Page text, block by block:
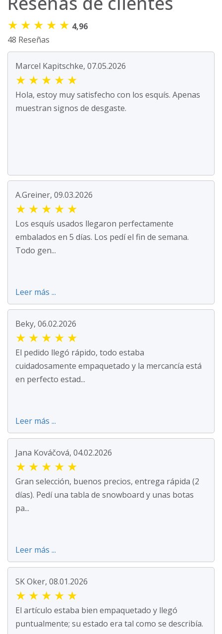
★ ★ ★ ★ ★ 4,96
48 Reseñas
Marcel Kapitschke, 07.05.2026
★ ★ ★ ★ ★
Hola, estoy muy satisfecho con los esquís. Apenas
muestran signos de desgaste.
A.Greiner, 09.03.2026
★ ★ ★ ★ ★
Los esquís usados llegaron perfectamente
embalados en 5 días. Los pedí el fin de semana.
Todo gen...
Leer más ...
Beky, 06.02.2026
★ ★ ★ ★ ★
El pedido llegó rápido, todo estaba
cuidadosamente empaquetado y la mercancía está
en perfecto estad...
Leer más ...
Jana Kováčová, 04.02.2026
★ ★ ★ ★ ★
Gran selección, buenos precios, entrega rápida (2
días). Pedí una tabla de snowboard y unas botas
pa...
Leer más ...
SK Oker, 08.01.2026
★ ★ ★ ★ ★
El artículo estaba bien empaquetado y llegó
puntualmente; su estado era tal como se describía.